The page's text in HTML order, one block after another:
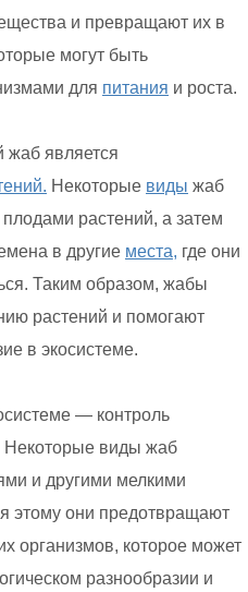
и превращают их в
могут быть
для питания и роста.
жаб является
Некоторые виды жаб
растений, а затем
в другие места, где они
Таким образом, жабы
растений и помогают
в экосистеме.
— контроль
Некоторые виды жаб
и другими мелкими
этому они предотвращают
организмов, которое может
разнообразии и